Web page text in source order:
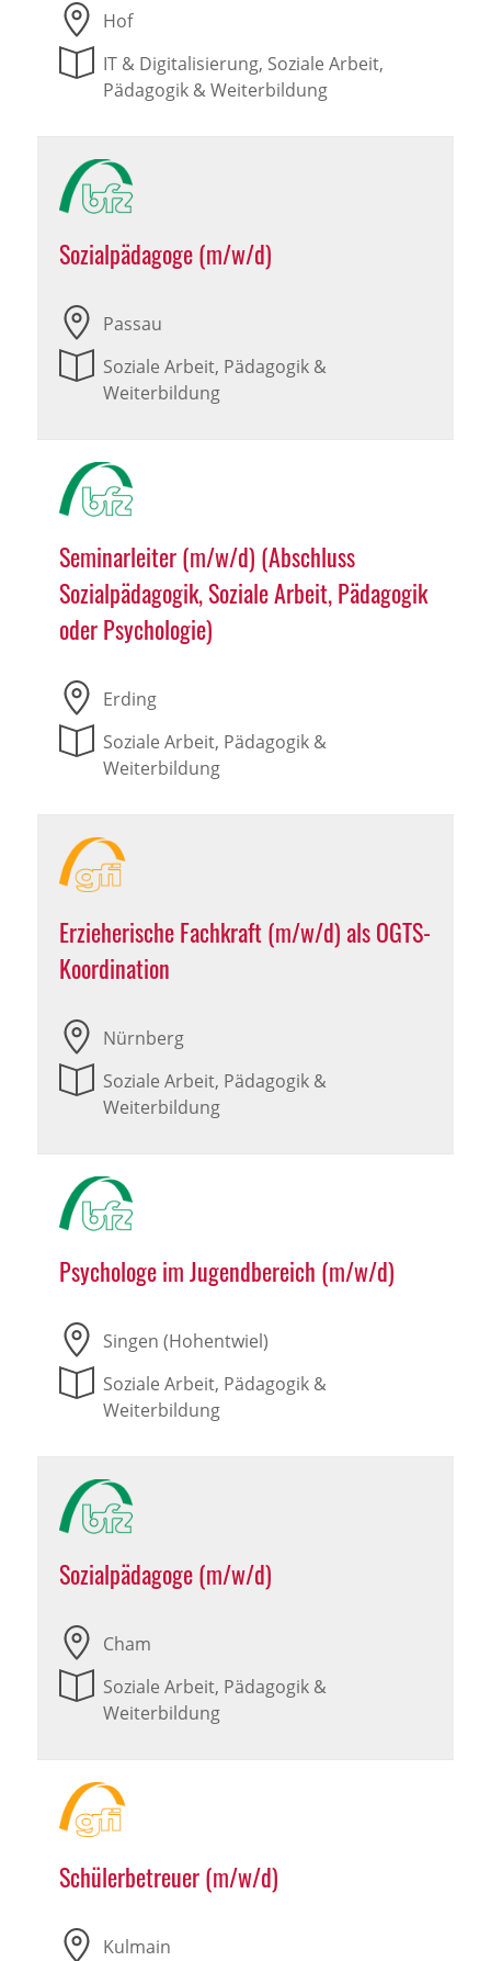
Hof
IT & Digitalisierung, Soziale Arbeit,
Pädagogik & Weiterbildung
Sozialpädagoge (m/w/d)
Passau
Soziale Arbeit, Pädagogik &
Weiterbildung
Seminarleiter (m/w/d) (Abschluss
Sozialpädagogik, Soziale Arbeit, Pädagogik
oder Psychologie)
Erding
Soziale Arbeit, Pädagogik &
Weiterbildung
Erzieherische Fachkraft (m/w/d) als OGTS-
Koordination
Nürnberg
Soziale Arbeit, Pädagogik &
Weiterbildung
Psychologe im Jugendbereich (m/w/d)
Singen (Hohentwiel)
Soziale Arbeit, Pädagogik &
Weiterbildung
Sozialpädagoge (m/w/d)
Cham
Soziale Arbeit, Pädagogik &
Weiterbildung
Schülerbetreuer (m/w/d)
Kulmain